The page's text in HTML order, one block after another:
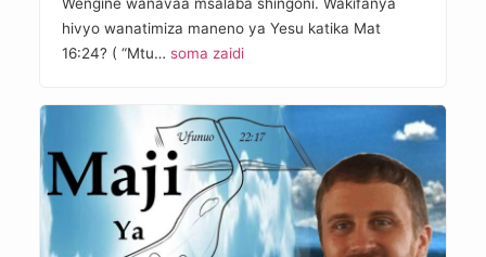
hivyo wanatimiza maneno ya Yesu katika Mat
16:24? ( “Mtu…soma zaidi